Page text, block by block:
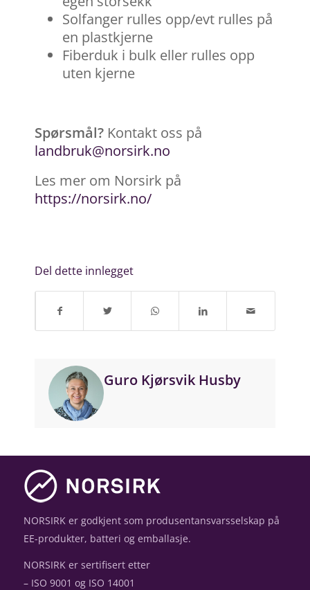
Solfanger rulles opp/evt rulles på
en plastkjerne
Fiberduk i bulk eller rulles opp
uten kjerne
Spørsmål? Kontakt oss på
landbruk@norsirk.no
Les mer om Norsirk på
https://norsirk.no/
Del dette innlegget
Guro Kjørsvik Husby
NORSIRK er godkjent som produsentansvarsselskap på
EE-produkter, batteri og emballasje.
NORSIRK er sertifisert etter
– ISO 9001 og ISO 14001